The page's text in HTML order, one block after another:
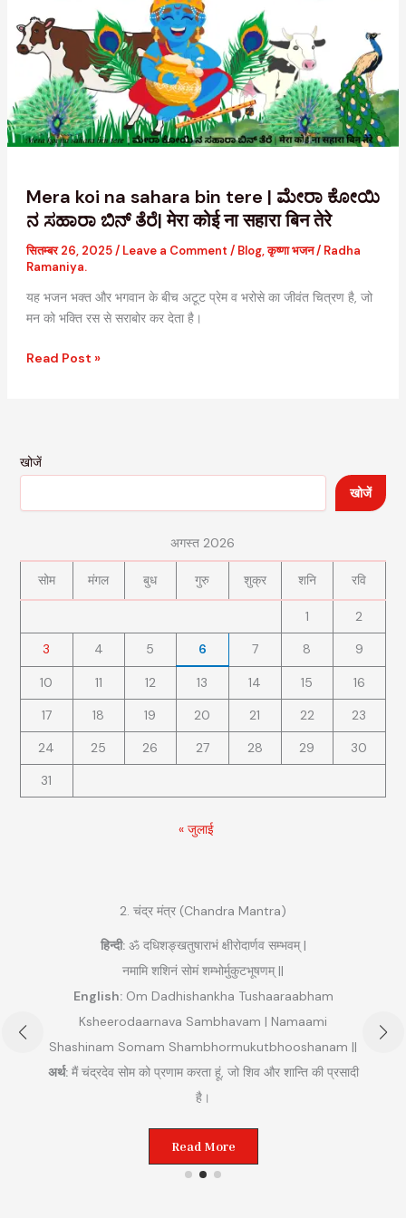
Mera koi na sahara bin tere | ಮೇರಾ ಕೋಯಿ
ನ ಸಹಾರಾ ಬಿನ್ ತೆರೆ| मेरा कोई ना सहारा बिन तेरे
सितम्बर 26, 2025/ Leave a Comment / Blog,कृष्णा भजन/ Radha
Ramaniya.
यह भजन भक्त और भगवान के बीच अटूट प्रेम व भरोसे का जीवंत चित्रण है, जो
मन को भक्ति रस से सराबोर कर देता है।
sahara
bin
tere
ಮೇರಾ
ಕೋಯಿ
ನ
ಬಿನ್
ತೆರೆ|
मेरा
कोई
ना
सहारा
बिन
Read Post »
खोजें
खोजें
अगस्त 2026
सोम मंगल बुध गुरु शुक्र शनि रवि
1
2
3
4 5 6 7 8 9
10 11 12 13 14 15
16
17
18 19 20 21 22
23
24
25 26 27 28 29
30
31
« जुलाई
2. चंद्र मंत्र (Chandra Mantra)
हिन्दी:ॐ दधिशङ्खतुषाराभं क्षीरोदार्णव सम्भवम् |
नमामि शशिनं सोमं शम्भोर्मुकुटभूषणम् ||
English:Om Dadhishankha Tushaaraabham
Ksheerodaarnava Sambhavam | Namaami
Shashinam Somam Shambhormukutbhooshanam ||
अर्थ:मैं चंद्रदेव सोम को प्रणाम करता हूं, जो शिव और शान्ति की प्रसादी
है।
Read More